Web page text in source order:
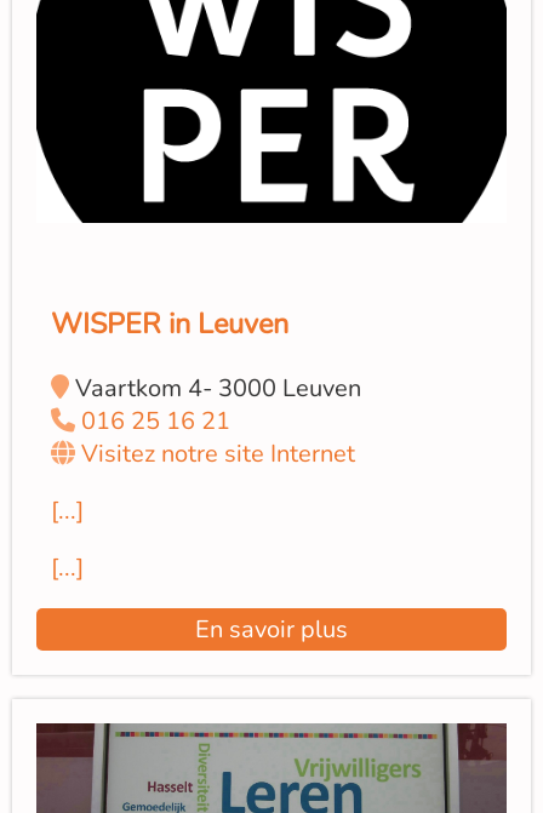
WISPER in Leuven
Vaartkom 4- 3000 Leuven
016 25 16 21
Visitez notre site Internet
[...]
[...]
En savoir plus